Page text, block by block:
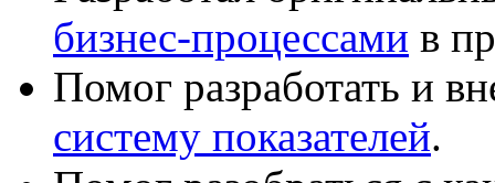
бизнес-процессами в
Помог разработать и
систему показателей.